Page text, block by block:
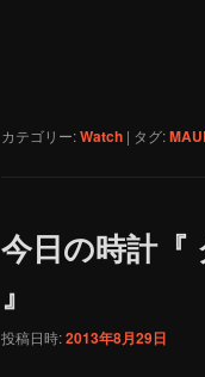
カテゴリー:Watch | タグ:
今日の時計『
』
投稿日時:2013年8月29日